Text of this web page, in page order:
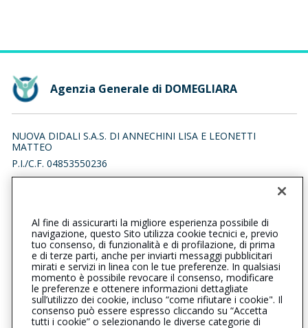
Agenzia Generale di DOMEGLIARA
NUOVA DIDALI S.A.S. DI ANNECHINI LISA E LEONETTI
MATTEO
P.I./C.F. 04853550236
VIA OSPEDALETTO 105/B, 37026 PESCANTINA (VR)
0456701653 0456767258
domegliara@cattolica.it
nuovadidalisas@pec.it
L’intermediario è soggetto al controllo dell’IVASS. Consulta il
Al fine di assicurarti la migliore esperienza possibile di
navigazione, questo Sito utilizza cookie tecnici e, previo
tuo consenso, di funzionalità e di profilazione, di prima
e di terze parti, anche per inviarti messaggi pubblicitari
mirati e servizi in linea con le tue preferenze. In qualsiasi
momento è possibile revocare il consenso, modificare
le preferenze e ottenere informazioni dettagliate
sull’utilizzo dei cookie, incluso “come rifiutare i cookie". Il
consenso può essere espresso cliccando su “Accetta
tutti i cookie” o selezionando le diverse categorie di